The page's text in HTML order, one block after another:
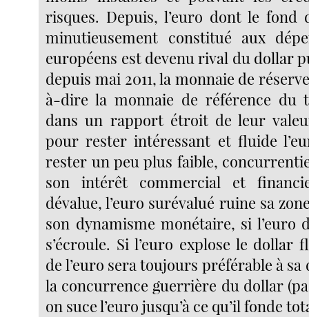
risques. Depuis, l’euro dont le fond
minutieusement constitué aux
européens est devenu rival du dollar
depuis mai 2011, la monnaie de
à-dire la monnaie de référence du
dans un rapport étroit de leur
pour rester intéressant et fluide
rester un peu plus faible,
son intérêt commercial et
dévalue, l’euro surévalué ruine sa
son dynamisme monétaire, si l’euro
s’écroule. Si l’euro explose le dollar
de l’euro sera toujours préférable à
la concurrence guerrière du dollar
on suce l’euro jusqu’à ce qu’il fonde